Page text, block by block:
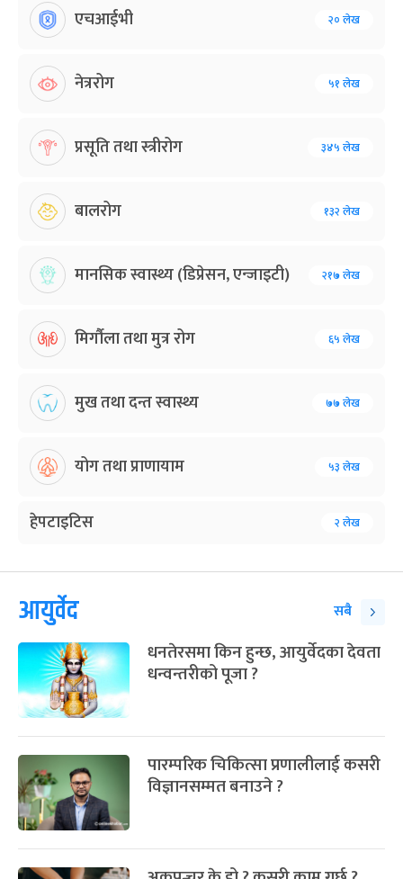
एचआईभी २० लेख
नेत्ररोग ५१ लेख
प्रसूति तथा स्त्रीरोग ३४५ लेख
बालरोग १३२ लेख
मानसिक स्वास्थ्य (डिप्रेसन, एन्जाइटी) २१७ लेख
मिर्गौला तथा मुत्र रोग ६५ लेख
मुख तथा दन्त स्वास्थ्य ७७ लेख
योग तथा प्राणायाम ५३ लेख
हेपटाइटिस २ लेख
आयुर्वेद सबै
धनतेरसमा किन हुन्छ, आयुर्वेदका देवता
धन्वन्तरीको पूजा ?
पारम्परिक चिकित्सा प्रणालीलाई कसरी
विज्ञानसम्मत बनाउने ?